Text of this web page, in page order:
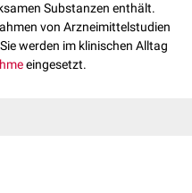
Substanzen enthält.
von Arzneimittelstudien
werden im klinischen Alltag
eingesetzt.